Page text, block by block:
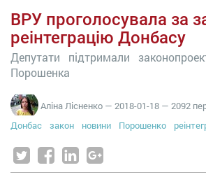
ВРУ проголосувала за
реінтеграцію Донбасу
Депутати підтримали
Порошенка
Аліна Лісненко — 2018-01-18 — 2092
Донбас
закон новини Порошенко